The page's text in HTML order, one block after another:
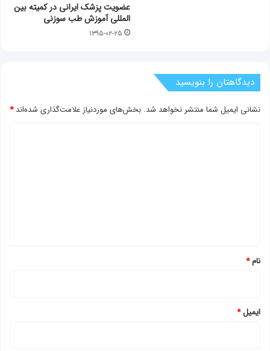
عضویت پزشک ایرانی در کمیته بین
المللی آموزش طب سوزنی
۱۳۹۵-۰۲-۲۵
دیدگاهتان را بنویسید
نشانی ایمیل شما منتشر نخواهد شد. بخش‌های موردنیاز علامت‌گذاری شده‌اند*
نام*
ایمیل*